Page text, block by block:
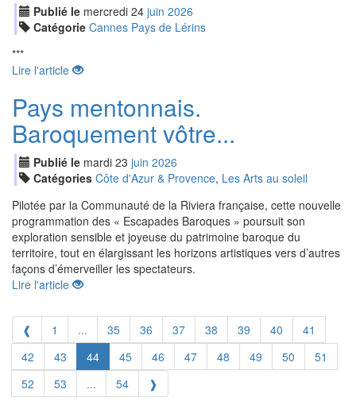
Publié le mercredi 24 juin 2026
Catégorie Cannes Pays de Lérins
***
Lire l'article
Pays mentonnais.
Baroquement vôtre...
Publié le mardi 23 juin 2026
Catégories Côte d'Azur & Provence, Les Arts au soleil
Pilotée par la Communauté de la Riviera française, cette nouvelle
programmation des « Escapades Baroques » poursuit son
exploration sensible et joyeuse du patrimoine baroque du
territoire, tout en élargissant les horizons artistiques vers d’autres
façons d’émerveiller les spectateurs.
Lire l'article
❰ 1 ... 35 36 37 38 39 40
41
42
43 44 45 46 47 48 49 50
51
52
53 ... 54 ❱